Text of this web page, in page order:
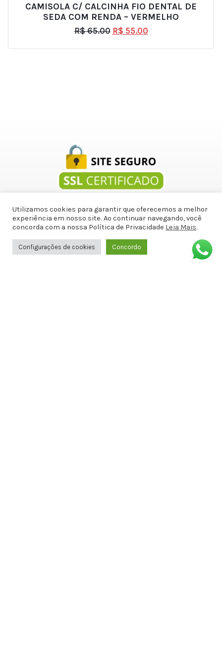
CAMISOLA C/ CALCINHA FIO DENTAL DE
SEDA COM RENDA – VERMELHO
R$65.00 R$ 55.00
Copyright © 2010-2021 - Sex Shop Doce Malícia - CNPJ :
Utilizamos cookies para garantir que oferecemos a melhor
experiência em nosso site. Ao continuar navegando, você
concorda com a nossa Política de Privacidade Leia Mais.
Configurações de cookies Concordo